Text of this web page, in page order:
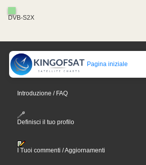
DVB-S2X
Pagina iniziale
Introduzione / FAQ
Definisci il tuo profilo
I Tuoi commenti / Aggiornamenti